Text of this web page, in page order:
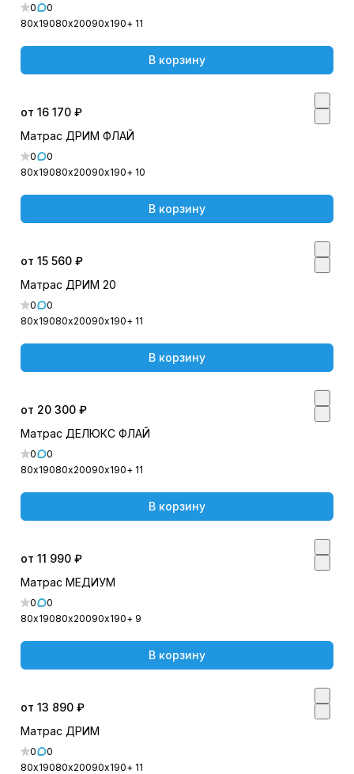
0
0
80х19080х20090х190+ 11
В корзину
от 16 170 ₽
Матрас ДРИМ ФЛАЙ
0
0
80х19080х20090х190+ 10
В корзину
от 15 560 ₽
Матрас ДРИМ 20
0
0
80х19080х20090х190+ 11
В корзину
от 20 300 ₽
Матрас ДЕЛЮКС ФЛАЙ
0
0
80х19080х20090х190+ 11
В корзину
от 11 990 ₽
Матрас МЕДИУМ
0
0
80х19080х20090х190+ 9
В корзину
от 13 890 ₽
Матрас ДРИМ
0
0
80х19080х20090х190+ 11